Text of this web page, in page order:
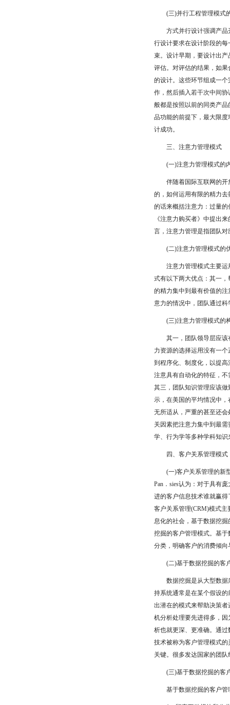
(三)并行工程管理模式
方式并行设计强调产品开
行设计要求在设计阶段的
束。设计早期，要设计出
评估。对评估的结果，如
的设计。这些环节组成一
作，然后插入若干次中间
般都是按照以前的同类产
品功能的前提下，最大限
计成功。
三、注意力管理模式
(一)注意力管理模式的
伴随着国际互联网的开放
的，如何运用有限的精力
的话来概括注意力：过量
《注意力购买者》中提出
言，注意力管理是指团队
(二)注意力管理模式的
注意力管理模式主要运用
式有以下两大优点：其一
的精力集中到最有价值的
意力的情况中，团队通过
(三)注意力管理模式的
其一，团队领导层应该有
力资源的选择运用没有一
到程序化、制度化，以提
注意具有自动化的特征，
其三，团队知识管理应该
示，在美国的平均情况中
无所适从，严重的甚至还
关因素把注意力集中到最
学、行为学等多种学科知
四、客户关系管理模式
(一)客户关系管理的新型
Pan．sies认为：对于具有
进的客户信息技术谁就赢
客户关系管理(CRM)模式
息化的社会，基于数据挖
挖掘的客户管理模式。基
分类，明确客户的消费倾
(二)基于数据挖掘的客
数据挖掘是从大型数据库
持系统通常是在某个假设
出潜在的模式来帮助决策
机分析处理要先进得多，
析也就更深、更准确。通
技术被称为客户管理模式
关键。很多发达国家的团
(三)基于数据挖掘的客
基于数据挖掘的客户管理